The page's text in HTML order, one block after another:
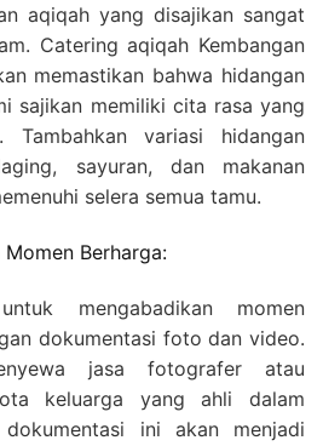
aqiqah yang disajikan sangat
Catering aqiqah Kembangan
memastikan bahwa hidangan
sajikan memiliki cita rasa yang
Tambahkan variasi hidangan
sayuran, dan makanan
selera semua tamu.
Berharga:
mengabadikan momen
dokumentasi foto dan video.
jasa fotografer atau
keluarga yang ahli dalam
ini akan menjadi